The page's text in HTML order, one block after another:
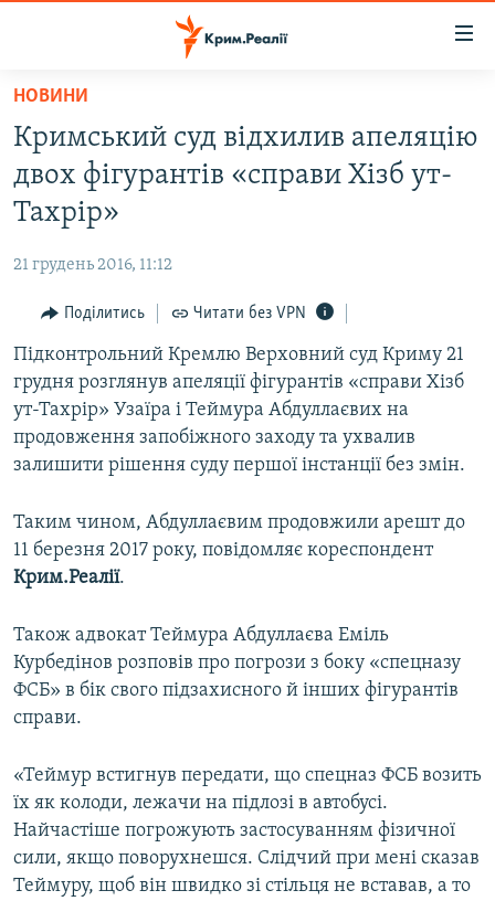
Перейти
основного
матеріалу
Перейти
до
основної
навігації
Перейти
пошуку
ВОДА.КРИМ
ВІДЕО ТА ФОТО
БЛОГИ
ПОГЛЯД
ІНТЕРВ'Ю
ВСЕ ЗА ДЕНЬ
СПЕЦПРОЕКТИ
ДЕПОРТАЦІЯ
ВІДЕОУРОКИ «ELIFBE»
СВІДЧЕННЯ ОКУПАЦІЇ
ІНФОГРАФІКА
ЯК ОБІЙТИ БЛОКУВАННЯ
Русский
Qırımtatar
ДОЛУЧАЙСЯ!
НОВИНИ
Кримський суд відхилив апеляцію
двох фігурантів «справи Хізб ут-
Тахрір»
21 грудень 2016, 11:12
Поділитись Читати без VPN
Підконтрольний Кремлю Верховний суд Криму 21
грудня розглянув апеляції фігурантів «справи Хізб
ут-Тахрір» Узаїра і Теймура Абдуллаєвих на
продовження запобіжного заходу та ухвалив
залишити рішення суду першої інстанції без змін.
Таким чином, Абдуллаєвим продовжили арешт до
11 березня 2017 року, повідомляє кореспондент
Крим.Реалії.
Також адвокат Теймура Абдуллаєва Еміль
Курбедінов розповів про погрози з боку «спецназу
ФСБ» в бік свого підзахисного й інших фігурантів
справи.
«Теймур встигнув передати, що спецназ ФСБ возить
їх як колоди, лежачи на підлозі в автобусі.
Найчастіше погрожують застосуванням фізичної
сили, якщо поворухнешся. Слідчий при мені сказав
Теймуру, щоб він швидко зі стільця не вставав, а то